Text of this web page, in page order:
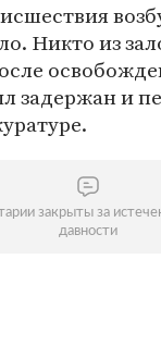
Никто из
задержан и
закрыты за
давности